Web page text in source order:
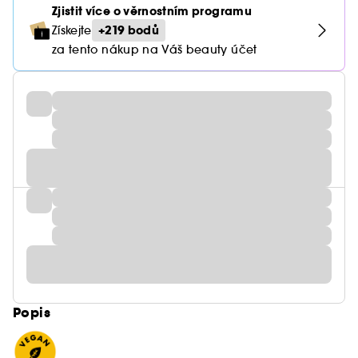
Zjistit více o věrnostním programu
Získejte +219 bodů
za tento nákup na Váš beauty účet
Popis